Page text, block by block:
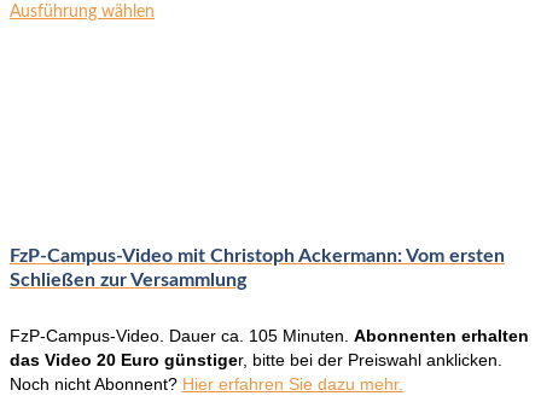
Ausführung wählen
der
Produktseite
FzP-Campus-Video mit Christoph Ackermann: Vom ersten
Schließen zur Versammlung
FzP-Campus-Video. Dauer ca. 105 Minuten. Abonnenten erhalten
das Video 20 Euro günstiger, bitte bei der Preiswahl anklicken.
Noch nicht Abonnent? Hier erfahren Sie dazu mehr.